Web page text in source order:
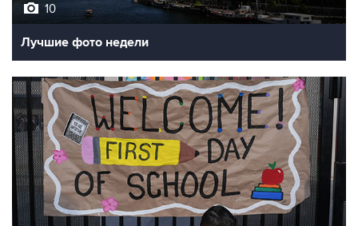
10
Лучшие фото недели